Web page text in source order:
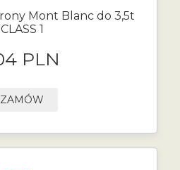
Mont Blanc do 3,5t
CLASS 1
PLN
ZAMÓW